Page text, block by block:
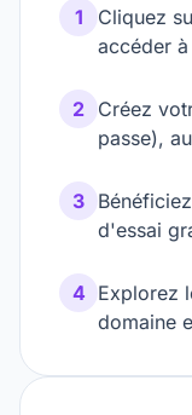
1
Cliquez
accéder
2 Créez
passe),
3
d'essai
4 Explorez
domaine